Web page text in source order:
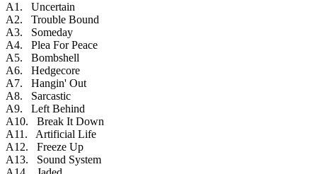
A1. Uncertain
A2. Trouble Bound
A3. Someday
A4. Plea For Peace
A5. Bombshell
A6. Hedgecore
A7. Hangin' Out
A8. Sarcastic
A9. Left Behind
A10. Break It Down
A11. Artificial Life
A12. Freeze Up
A13. Sound System